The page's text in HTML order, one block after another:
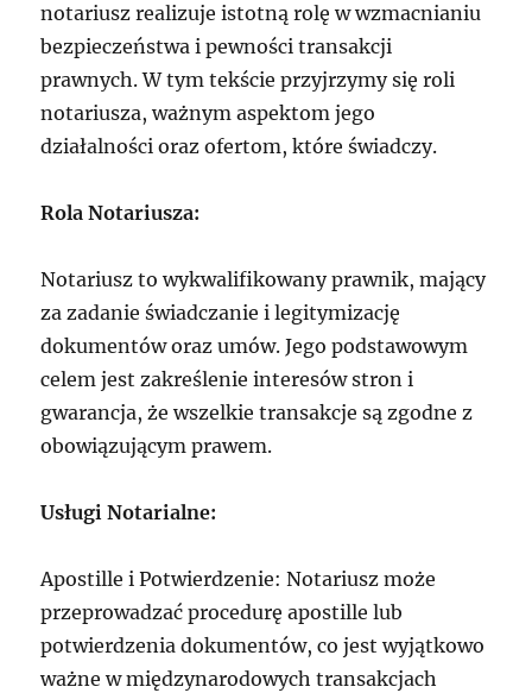
notariusz realizuje istotną rolę w wzmacnianiu
bezpieczeństwa i pewności transakcji
prawnych. W tym tekście przyjrzymy się roli
notariusza, ważnym aspektom jego
działalności oraz ofertom, które świadczy.
Rola Notariusza:
Notariusz to wykwalifikowany prawnik, mający
za zadanie świadczanie i legitymizację
dokumentów oraz umów. Jego podstawowym
celem jest zakreślenie interesów stron i
gwarancja, że wszelkie transakcje są zgodne z
obowiązującym prawem.
Usługi Notarialne:
Apostille i Potwierdzenie: Notariusz może
przeprowadzać procedurę apostille lub
potwierdzenia dokumentów, co jest wyjątkowo
ważne w międzynarodowych transakcjach